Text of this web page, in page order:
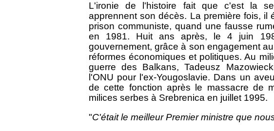
L'ironie de l'histoire fait que c'est la
apprennent son décès. La première fois, il
prison communiste, quand une fausse
en 1981. Huit ans après, le 4 juin
gouvernement, grâce à son engagement
réformes économiques et politiques. Au
guerre des Balkans, Tadeusz
l'ONU pour l'ex-Yougoslavie. Dans un
de cette fonction après le massacre de
milices serbes à Srebrenica en juillet 1995.
"C'était le meilleur Premier ministre que